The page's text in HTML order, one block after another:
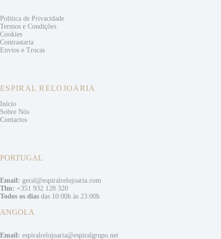
Politica de Privacidade
Termos e Condições
Cookies
Contrastaria
Envios e Trocas
ESPIRAL RELOJOARIA
Início
Sobre Nós
Contactos
PORTUGAL
Email: geral@espiralrelojoaria.com
Tlm: +351 932 128 320
Todos os dias das 10:00h às 23:00h
ANGOLA
Email: espiralrelojoaria@espiralgrupo.net